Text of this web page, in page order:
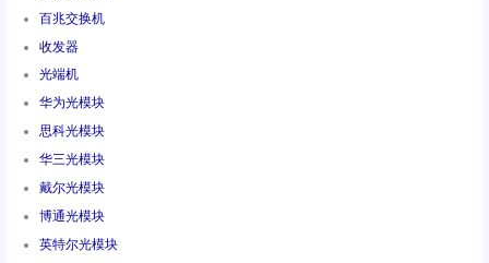
百兆交换机
收发器
光端机
华为光模块
思科光模块
华三光模块
戴尔光模块
博通光模块
英特尔光模块